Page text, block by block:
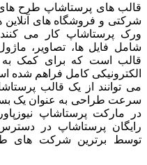
قالب های پرستاشاپ طرح
شرکتی و فروشگاه های آنلاین
ورک پرستاشاپ کار می
شامل فایل ها، تصاویر،
قالب است که برای کمک به
الکترونیکی کامل فراهم شده
می توانند از یک قالب
سرعت طراحی به عنوان یک
در مارکت پرستاشاپ
رایگان پرستاشاپ در
توسط برترین شرکت های